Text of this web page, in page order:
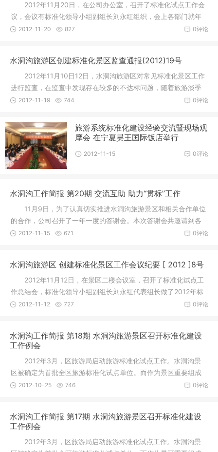
2012年11月20日，在公司办公室，召开了标准化试点工作会
议，会议有标准化领导小组副组长刘永红组织，会上各部门就年
终标准化
0评论
2012-11-20 827
水洞沟旅游区创建标准化景区监查通报(2012)19号
2012年11月10日12日，水洞沟旅游区对常见标准化景区工作
进行监查，在监查中发现存在较多的不达标问题，随着旅游淡季
的来临，
0评论
2012-11-19 744
旅游系统标准化建设经验交流暨现场观
摩会 在宁夏昊王国际饭店举行
0评论
2012-11-15
水洞沟工作简报 第20期 交流互助 助力“贯标”工作
11月9日，为了认真切实推进水洞沟旅游景区和相关合作单位
的合作，公司召开了一年一度的答谢会。本次答谢会共邀请到各
级领导
0评论
2012-11-15 671
水洞沟旅游区 创建标准化景区工作会议纪要 [ 2012 ]8号
2012年11月12日，在景区二楼会议室，召开了标准化试点工
作总结会，标准化领导小组副组长刘永红代表组长做了2012年标
准化工作
0评论
2012-11-12 727
水洞沟工作简报 第18期 水洞沟旅游景区召开标准化建设
工作例会
2012年3月，区旅游局启动旅游标准化试点工作。水洞沟景
区被确定为首批全区旅游标准化试点单位。而作为景区重要组成
部分，水
0评论
2012-10-25 746
水洞沟工作简报 第17期 水洞沟旅游景区召开标准化建设
工作例会
2012年3月，区旅游局启动旅游标准化试点工作。水洞沟景